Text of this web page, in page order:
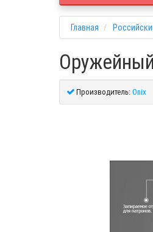
Главная
Производитель:Onix